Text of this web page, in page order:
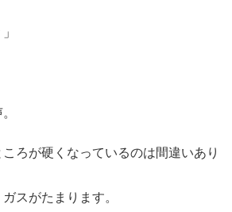
ろが硬くなっているのは間違いあり
スがたまります。